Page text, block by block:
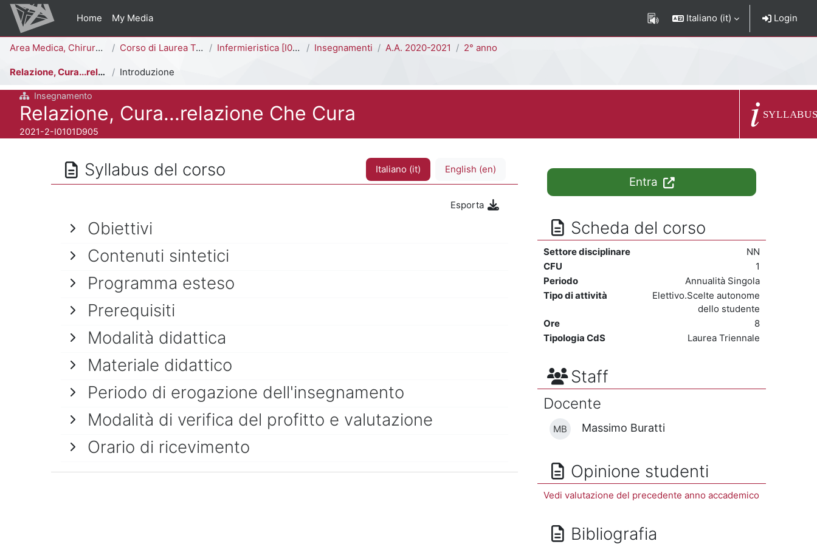
Vai al contenuto principale
Home My Media Italiano ‎(it)‎ Login
Percorso della paginaArea Medica, Chirurgica e dei Servizi Clinici Corso di Laurea Triennale Infermieristica [I0101D] Insegnamenti A.A. 2020-2021 2° anno
Relazione, Cura...relazione Che Cura Introduzione
Insegnamento
Titolo del corso
Relazione, Cura...relazione Che Cura
Codice identificativo del corso
2021-2-I0101D905
Descrizione del
SYLLABUS
Syllabus del corso Italiano ‎(it)‎ English ‎(en)‎
Esporta
Obiettivi
Contenuti sintetici
Programma esteso
Prerequisiti
Modalità didattica
Materiale didattico
Periodo di erogazione dell'insegnamento
Modalità di verifica del profitto e valutazione
Orario di ricevimento
Entra
Scheda del corso
Settore disciplinare
NN
CFU
1
Periodo
Annualità Singola
Tipo di attività
Elettivo.Scelte autonome
dello studente
Ore
8
Tipologia CdS
Laurea Triennale
Staff
Docente
MB Massimo Buratti
Opinione studenti
Vedi valutazione del precedente anno accademico
Bibliografia